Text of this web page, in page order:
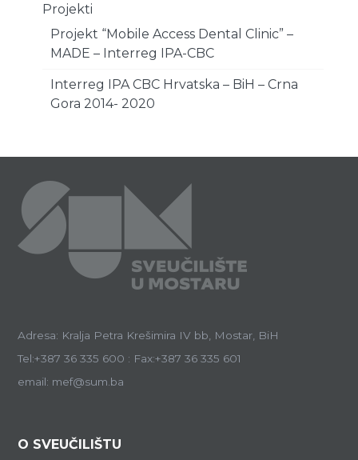
Projekti
Projekt “Mobile Access Dental Clinic” –
MADE – Interreg IPA-CBC
Interreg IPA CBC Hrvatska – BiH – Crna
Gora 2014- 2020
Adresa: Kralja Petra Krešimira IV bb, Mostar, BiH
Tel:+387 36 335 600 : Fax:+387 36 335 601
email: mef@sum.ba
O SVEUČILIŠTU